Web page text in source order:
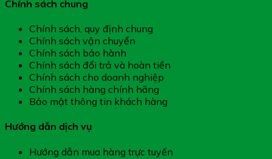
Chính sách chung
Chính sách, quy định chung
Chính sách vận chuyển
Chính sách bảo hành
Chính sách đổi trả và hoàn tiền
Chính sách cho doanh nghiệp
Chính sách hàng chính hãng
Bảo mật thông tin khách hàng
Hướng dẫn dịch vụ
Hướng dẫn mua hàng trực tuyến